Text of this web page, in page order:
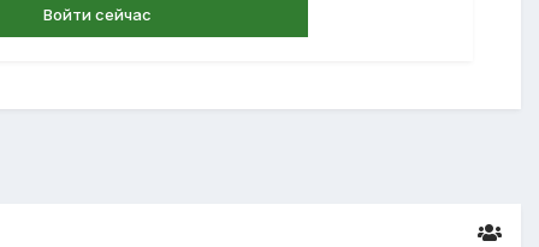
Войти сейчас